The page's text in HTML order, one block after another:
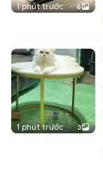
1 phút trước 6
1 phút trước 3